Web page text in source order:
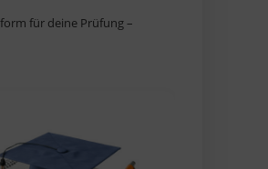
für deine Prüfung –